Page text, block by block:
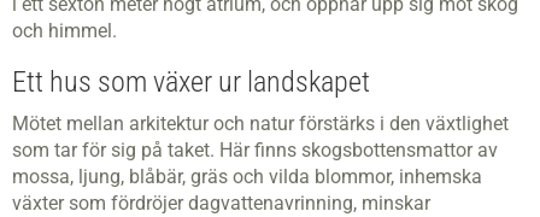
och himmel.
Ett hus som växer ur landskapet
Mötet mellan arkitektur och natur förstärks i den växtlighet
som tar för sig på taket. Här finns skogsbottensmattor av
mossa, ljung, blåbär, gräs och vilda blommor, inhemska
växter som fördröjer dagvattenavrinning, minskar